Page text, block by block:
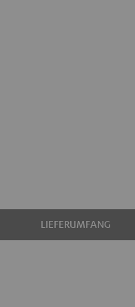
LIEFERUMFANG